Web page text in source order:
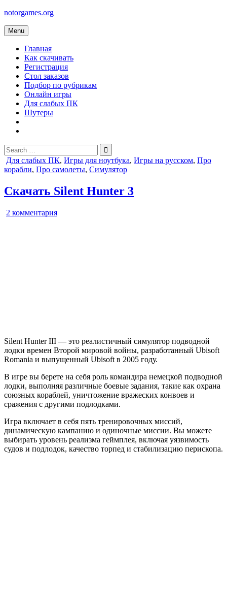
Skip
content
notorgames.org
Menu
Главная
Как скачивать
Регистрация
Стол заказов
Подбор по рубрикам
Онлайн игры
Для слабых ПК
Шутеры
Search
for:
Posted
in
Для слабых ПК, Игры для ноутбука, Игры на русском, Про
корабли, Про самолеты, Симулятор
Скачать Silent Hunter 3
2 комментарияк
Silent Hunter III — это реалистичный симулятор подводной
лодки времен Второй мировой войны, разработанный Ubisoft
Romania и выпущенный Ubisoft в 2005 году.
В игре вы берете на себя роль командира немецкой подводной
лодки, выполняя различные боевые задания, такие как охрана
союзных кораблей, уничтожение вражеских конвоев и
сражения с другими подлодками.
Игра включает в себя пять тренировочных миссий,
динамическую кампанию и одиночные миссии. Вы можете
выбирать уровень реализма геймплея, включая уязвимость
судов и подлодок, качество торпед и стабилизацию перископа.